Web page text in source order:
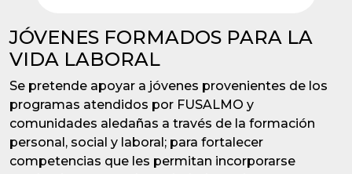
JÓVENES FORMADOS PARA LA
VIDA LABORAL
Se pretende apoyar a jóvenes provenientes de los
programas atendidos por FUSALMO y
comunidades aledañas a través de la formación
personal, social y laboral; para fortalecer
competencias que les permitan incorporarse